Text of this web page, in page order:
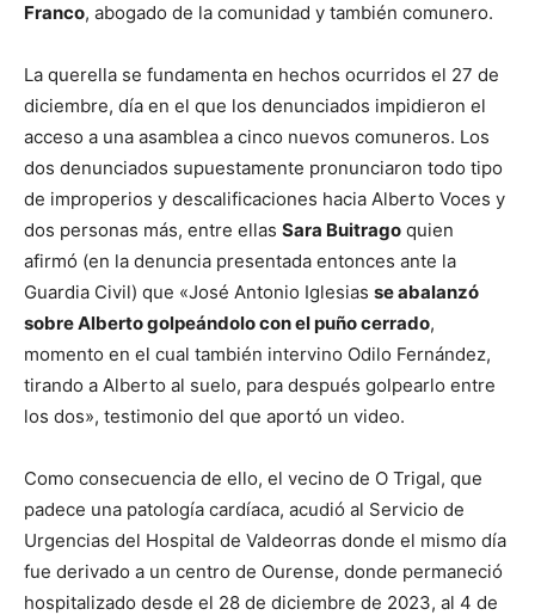
Franco, abogado de la comunidad y también comunero.
La querella se fundamenta en hechos ocurridos el 27 de
diciembre, día en el que los denunciados impidieron el
acceso a una asamblea a cinco nuevos comuneros. Los
dos denunciados supuestamente pronunciaron todo tipo
de improperios y descalificaciones hacia Alberto Voces y
dos personas más, entre ellas Sara Buitrago quien
afirmó (en la denuncia presentada entonces ante la
Guardia Civil) que «José Antonio Iglesias se abalanzó
sobre Alberto golpeándolo con el puño cerrado,
momento en el cual también intervino Odilo Fernández,
tirando a Alberto al suelo, para después golpearlo entre
los dos», testimonio del que aportó un video.
Como consecuencia de ello, el vecino de O Trigal, que
padece una patología cardíaca, acudió al Servicio de
Urgencias del Hospital de Valdeorras donde el mismo día
fue derivado a un centro de Ourense, donde permaneció
hospitalizado desde el 28 de diciembre de 2023, al 4 de